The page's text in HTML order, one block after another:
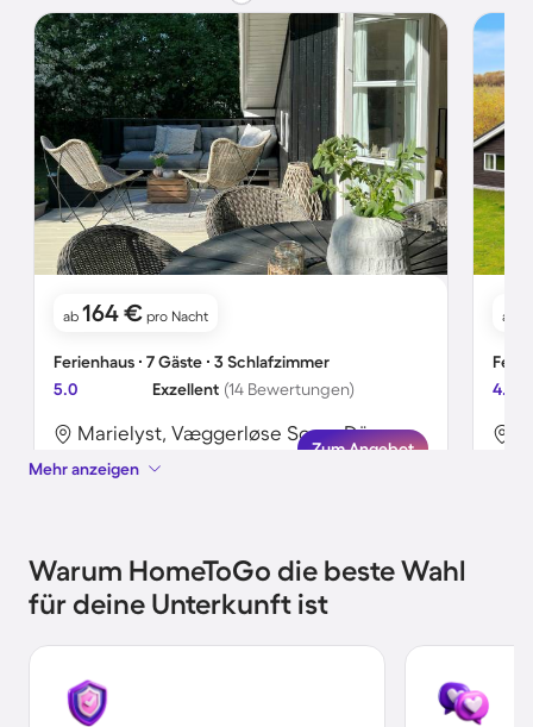
ab 164 € pro Nacht
Ferienhaus ∙ 7 Gäste ∙ 3 Schlafzimmer
5.0
Exzellent (14 Bewertungen)
Marielyst, Væggerløse Sogn, Dänemark
Zum Angebot
ab
4.6
Mehr anzeigen
Warum HomeToGo die beste Wahl
für deine Unterkunft ist